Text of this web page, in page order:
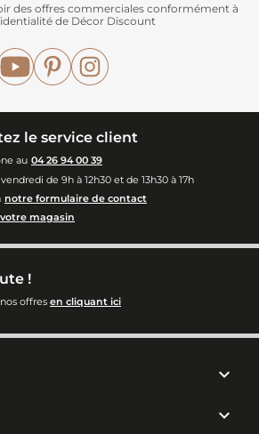
des offres commerciales conformément à
de Décor Discount
YouTubePinterest
le service client
au 04 26 94 00 39
de 9h à 12h30 et de 13h30 à 17h
notre formulaire de contact
magasin
!
offres en cliquant ici

